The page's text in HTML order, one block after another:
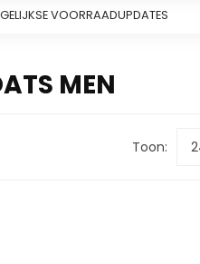
VOORRAADUPDATES
MEN
Toon: